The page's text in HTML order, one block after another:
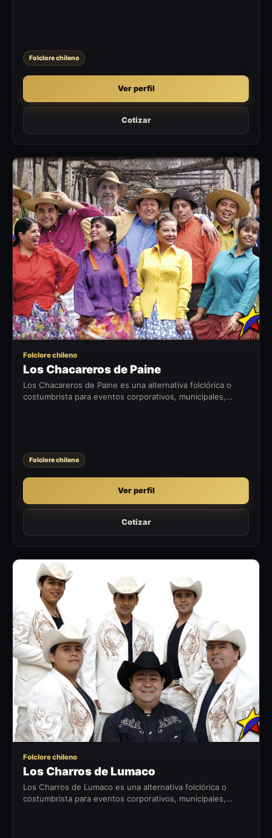
Folclore chileno
Ver perfil
Cotizar
LC
Folclore chileno
Los Chacareros de Paine
Los Chacareros de Paine es una alternativa folclórica o
costumbrista para eventos corporativos, municipales,
Folclore chileno
Ver perfil
Cotizar
LC
Folclore chileno
Los Charros de Lumaco
Los Charros de Lumaco es una alternativa folclórica o
costumbrista para eventos corporativos, municipales,